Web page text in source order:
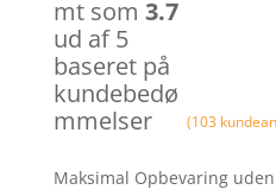
mt som 3.7
ud af 5
baseret på
kundebedø
mmelser
(103
Maksimal Opbevaring